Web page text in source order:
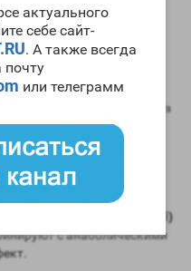
актуального
себе сайт-
. А также всегда
почту
или телеграмм
в спорте для полного
с IGF-1 или его
роста.
в бодибилдинге
в медицине, а в
увеличивать мышечную
жира его начали
лет спортсмены
его не запретили как
и по
Powertropin Apteka (Original)
с анаболическими